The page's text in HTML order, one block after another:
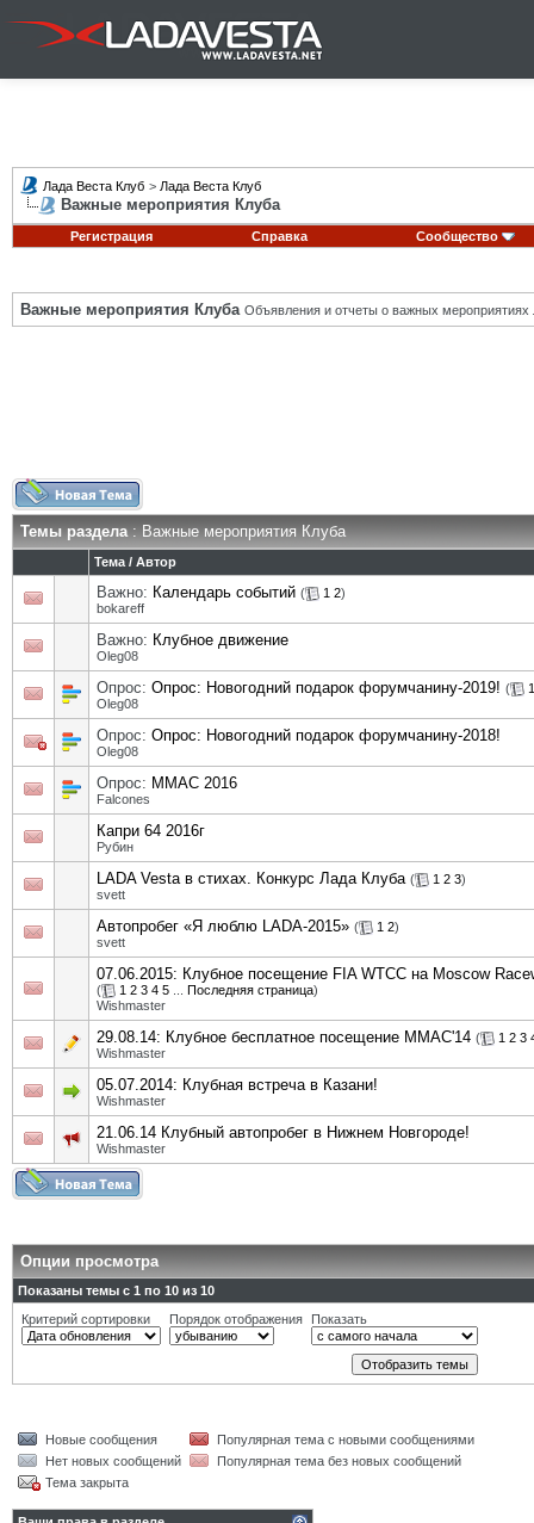
Лада Веста Клуб > Лада Веста Клуб
Важные мероприятия Клуба
Регистрация Справка Сообщество
Важные мероприятия Клуба Объявления и отчеты о важных мероприятиях
Темы раздела: Важные мероприятия Клуба
Тема / Автор
Важно: Календарь событий ( 1 2)
bokareff
Важно: Клубное движение
Oleg08
Опрос: Опрос: Новогодний подарок форумчанину-2019! (
1
Oleg08
Опрос: Опрос: Новогодний подарок форумчанину-2018!
Oleg08
Опрос: ММАС 2016
Falcones
Капри 64 2016г
Рубин
LADA Vesta в стихах. Конкурс Лада Клуба ( 1 2 3)
svett
Автопробег «Я люблю LADA-2015» ( 1 2)
svett
07.06.2015: Клубное посещение FIA WTCC на Moscow
( 1 2 3 4 5 Последняя страница)
Wishmaster
29.08.14: Клубное бесплатное посещение ММАС'14 ( 1 2 3
Wishmaster
05.07.2014: Клубная встреча в Казани!
Wishmaster
21.06.14 Клубный автопробег в Нижнем Новгороде!
Wishmaster
Опции просмотра
Показаны темы с 1 по 10 из 10
Критерий сортировки
Порядок отображения Показать
Новые сообщения
Популярная тема с новыми сообщениями
Нет новых сообщений
Популярная тема без новых сообщений
Тема закрыта